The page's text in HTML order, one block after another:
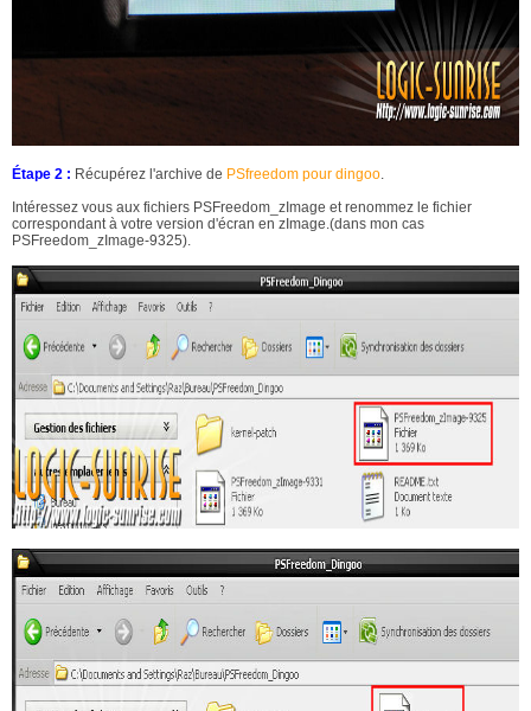
Étape 2 : Récupérez l'archive de PSfreedom pour dingoo.
Intéressez vous aux fichiers PSFreedom_zImage et renommez le fichier
correspondant à votre version d'écran en zImage.(dans mon cas
PSFreedom_zImage-9325).